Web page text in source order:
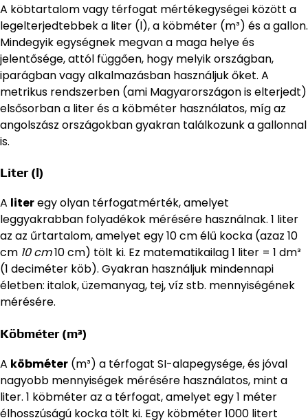
A köbtartalom vagy térfogat mértékegységei között a
legelterjedtebbek a liter (l), a köbméter (m³) és a gallon.
Mindegyik egységnek megvan a maga helye és
jelentősége, attól függően, hogy melyik országban,
iparágban vagy alkalmazásban használjuk őket. A
metrikus rendszerben (ami Magyarországon is elterjedt)
elsősorban a liter és a köbméter használatos, míg az
angolszász országokban gyakran találkozunk a gallonnal
is.
Liter (l)
A literegy olyan térfogatmérték, amelyet
leggyakrabban folyadékok mérésére használnak. 1 liter
az az űrtartalom, amelyet egy 10 cm élű kocka (azaz 10
cm 10 cm10 cm) tölt ki. Ez matematikailag 1 liter = 1 dm³
(1 deciméter köb). Gyakran használjuk mindennapi
életben: italok, üzemanyag, tej, víz stb. mennyiségének
mérésére.
Köbméter (m³)
A köbméter (m³) a térfogat SI-alapegysége, és jóval
nagyobb mennyiségek mérésére használatos, mint a
liter. 1 köbméter az a térfogat, amelyet egy 1 méter
élhosszúságú kocka tölt ki. Egy köbméter 1000 litert